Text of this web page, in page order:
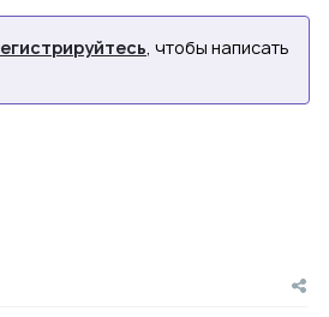
, чтобы написать